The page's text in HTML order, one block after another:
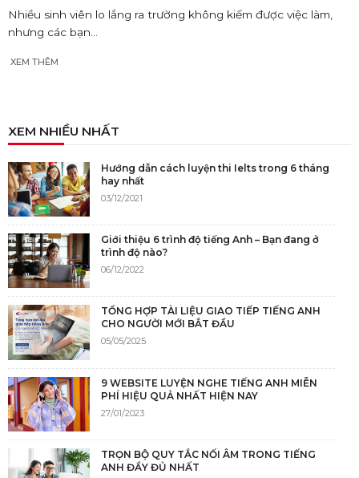
Nhiều sinh viên lo lắng ra trường không kiếm được việc làm,
nhưng các bạn...
XEM THÊM
XEM NHIỀU NHẤT
Hướng dẫn cách luyện thi Ielts trong 6 tháng
hay nhất
03/12/2021
Giới thiệu 6 trình độ tiếng Anh – Bạn đang ở
trình độ nào?
06/12/2022
TỔNG HỢP TÀI LIỆU GIAO TIẾP TIẾNG ANH
CHO NGƯỜI MỚI BẮT ĐẦU
05/05/2025
9 WEBSITE LUYỆN NGHE TIẾNG ANH MIỄN
PHÍ HIỆU QUẢ NHẤT HIỆN NAY
27/01/2023
TRỌN BỘ QUY TẮC NỐI ÂM TRONG TIẾNG
ANH ĐẦY ĐỦ NHẤT